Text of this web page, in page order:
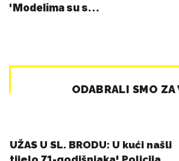
'Modelima su s…